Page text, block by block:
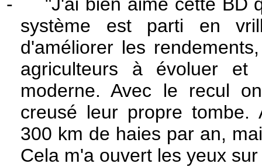
-
"J'ai bien aimé cette BD
système est parti en
d'améliorer les
agriculteurs à évoluer
moderne. Avec le recul
creusé leur propre tombe.
300 km de haies par an,
Cela m'a ouvert les yeux